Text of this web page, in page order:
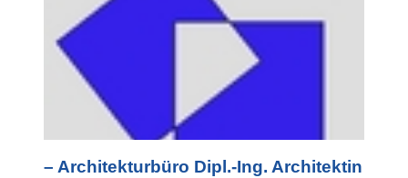
– Architekturbüro Dipl.-Ing. Architektin